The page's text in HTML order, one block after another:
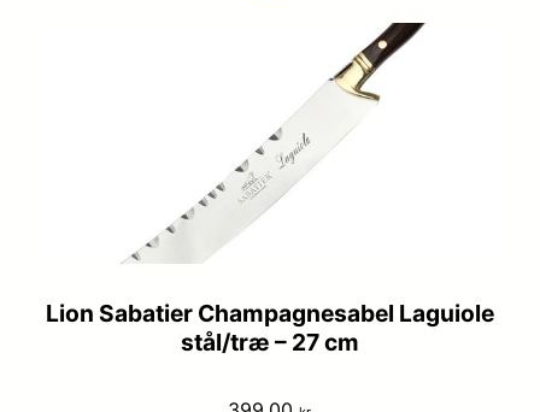
Lion Sabatier Champagnesabel Laguiole
stål/træ – 27 cm